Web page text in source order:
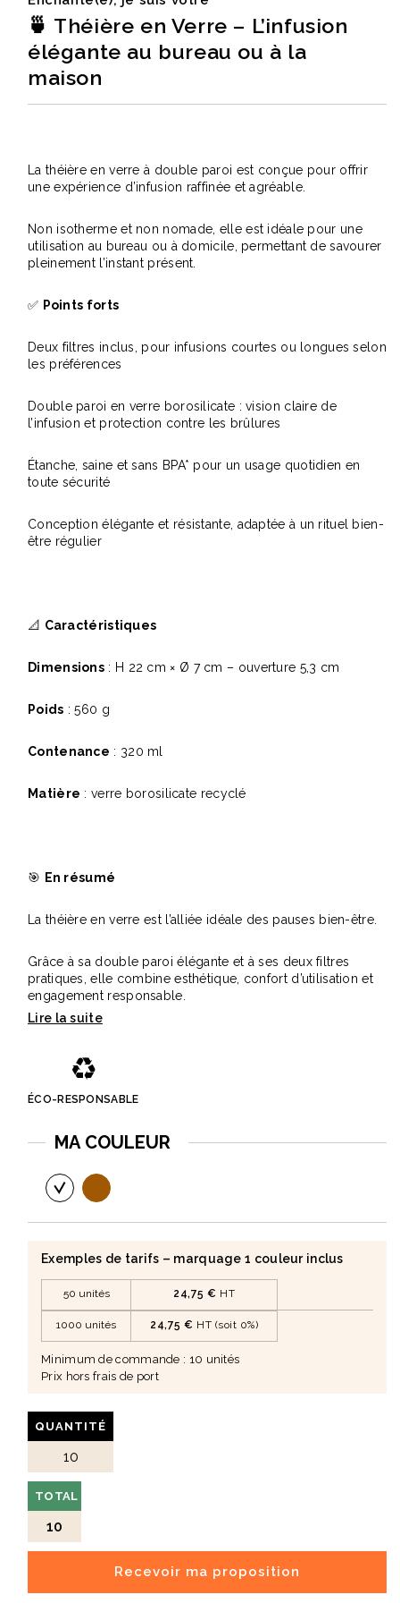
🍵 Théière en Verre – L’infusion
élégante au bureau ou à la
maison
La théière en verre à double paroi est conçue pour offrir
une expérience d’infusion raffinée et agréable.
Non isotherme et non nomade, elle est idéale pour une
utilisation au bureau ou à domicile, permettant de savourer
pleinement l’instant présent.
✅ Points forts
Deux filtres inclus, pour infusions courtes ou longues selon
les préférences
Double paroi en verre borosilicate : vision claire de
l’infusion et protection contre les brûlures
Étanche, saine et sans BPA* pour un usage quotidien en
toute sécurité
Conception élégante et résistante, adaptée à un rituel bien-
être régulier
📐 Caractéristiques
Dimensions : H 22 cm × Ø 7 cm – ouverture 5,3 cm
Poids : 560 g
Contenance : 320 ml
Matière : verre borosilicate recyclé
🎯 En résumé
La théière en verre est l’alliée idéale des pauses bien-être.
Grâce à sa double paroi élégante et à ses deux filtres
pratiques, elle combine esthétique, confort d’utilisation et
engagement responsable.
♻️
ÉCO-RESPONSABLE
MA COULEUR
Exemples de tarifs – marquage 1 couleur inclus
50 unités 24,75 € HT
1000 unités 24,75 € HT (soit 0%)
Minimum de commande : 10 unités
Prix hors frais de port
QUANTITÉ
TOTAL
10
Recevoir ma proposition